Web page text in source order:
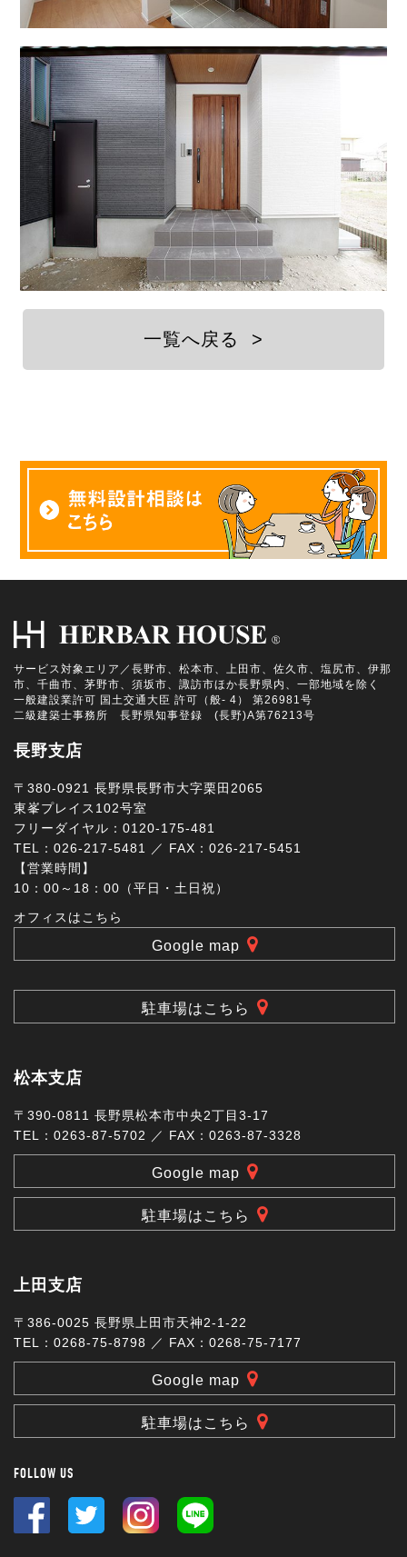
一覧へ戻る >
サービス対象エリア／長野市、松本市、上田市、佐久市、塩尻市、伊那
市、千曲市、茅野市、須坂市、諏訪市ほか長野県内、一部地域を除く
一般建設業許可 国土交通大臣 許可（般- 4） 第26981号
二級建築士事務所 長野県知事登録 (長野)A第76213号
長野支店
〒380-0921 長野県長野市大字栗田2065
東峯プレイス102号室
フリーダイヤル：0120-175-481
TEL：026-217-5481 ／ FAX：026-217-5451
【営業時間】
10：00～18：00（平日・土日祝）
オフィスはこちら
Google map
駐車場はこちら
松本支店
〒390-0811 長野県松本市中央2丁目3-17
TEL：0263-87-5702 ／ FAX：0263-87-3328
Google map
駐車場はこちら
上田支店
〒386-0025 長野県上田市天神2-1-22
TEL：0268-75-8798 ／ FAX：0268-75-7177
Google map
駐車場はこちら
FOLLOW US